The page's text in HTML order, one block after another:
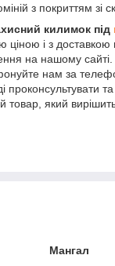
з покриттям зі
килимок під
ціною і з доставкою
на нашому сайті.
нам за
проконсультувати
товар, який
Мангал